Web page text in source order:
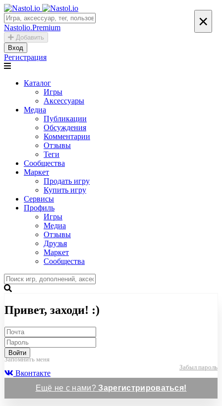
Nastolio.Premium
Добавить
Вход
Регистрация
Каталог
Игры
Аксессуары
Медиа
Публикации
Обсуждения
Комментарии
Отзывы
Теги
Сообщества
Маркет
Продать игру
Купить игру
Сервисы
Профиль
Игры
Медиа
Отзывы
Друзья
Маркет
Сообщества
×
Привет, заходи! :)
Войти
Запомнить меня
Забыл пароль
Вконтакте
Ещё не с нами?Зарегистрироваться!